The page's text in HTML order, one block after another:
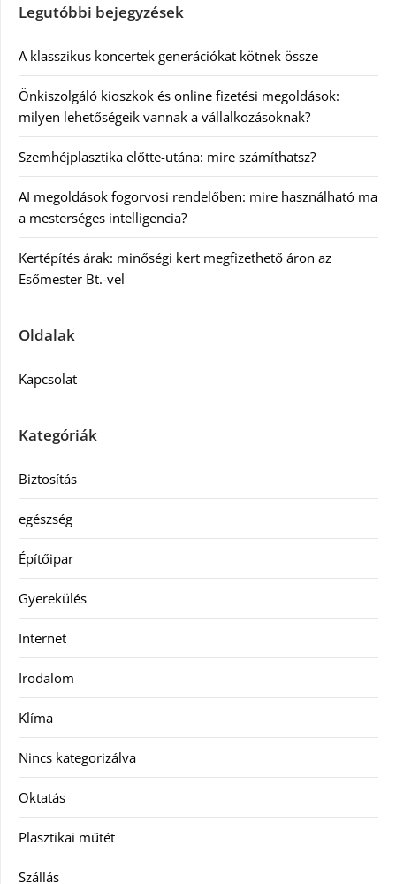
Legutóbbi bejegyzések
A klasszikus koncertek generációkat kötnek össze
Önkiszolgáló kioszkok és online fizetési megoldások:
milyen lehetőségeik vannak a vállalkozásoknak?
Szemhéjplasztika előtte-utána: mire számíthatsz?
AI megoldások fogorvosi rendelőben: mire használható ma
a mesterséges intelligencia?
Kertépítés árak: minőségi kert megfizethető áron az
Esőmester Bt.-vel
Oldalak
Kapcsolat
Kategóriák
Biztosítás
egészség
Építőipar
Gyerekülés
Internet
Irodalom
Klíma
Nincs kategorizálva
Oktatás
Plasztikai műtét
Szállás